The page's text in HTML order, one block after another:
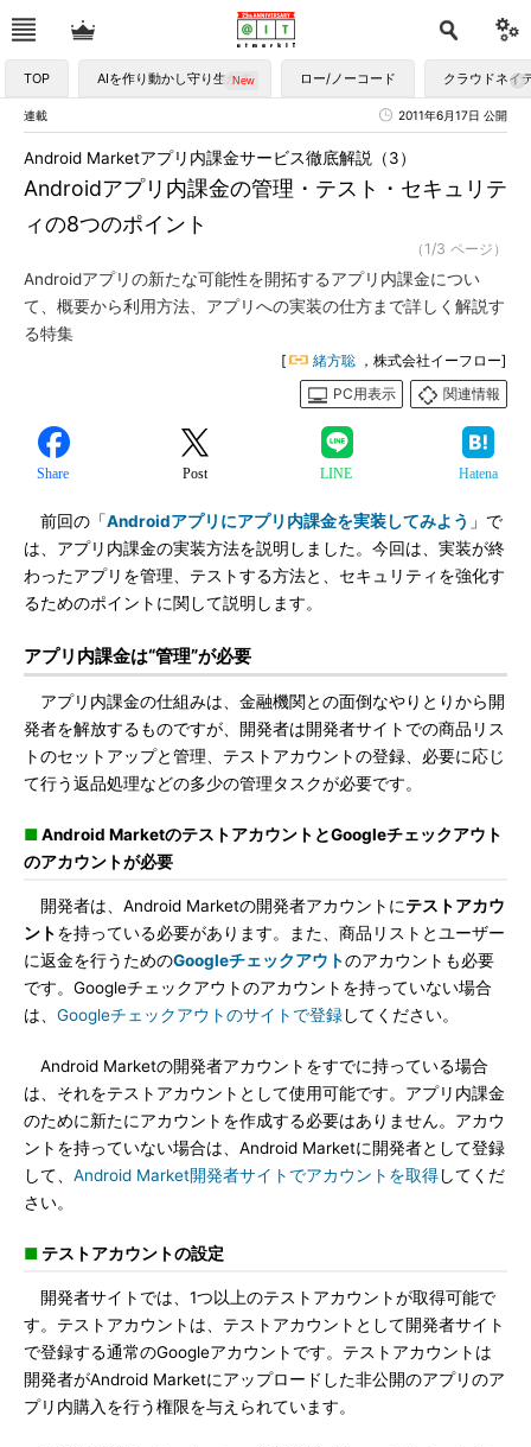
TOP AIを作り動かし守り生かす ロー/ノーコード クラウドネイ
連載 2011年6月17日 公開
Androidアプリ内課金の管理・テスト・セキュリテ
ィの8つのポイント
Android Marketアプリ内課金サービス徹底解説（3）
（1/3 ページ）
Androidアプリの新たな可能性を開拓するアプリ内課金につい
て、概要から利用方法、アプリへの実装の仕方まで詳しく解説す
る特集
[ 緒方聡 ，株式会社イーフロー]
PC用表示
関連情報
Share Post LINE Hatena
前回の「Androidアプリにアプリ内課金を実装してみよう 」で
は、アプリ内課金の実装方法を説明しました。今回は、実装が終
わったアプリを管理、テストする方法と、セキュリティを強化す
るためのポイントに関して説明します。
アプリ内課金は“管理”が必要
アプリ内課金の仕組みは、金融機関との面倒なやりとりから開
発者を解放するものですが、開発者は開発者サイトでの商品リス
トのセットアップと管理、テストアカウントの登録、必要に応じ
て行う返品処理などの多少の管理タスクが必要です。
■Android MarketのテストアカウントとGoogleチェックアウト
のアカウントが必要
開発者は、Android Marketの開発者アカウントにテストアカウ
ントを持っている必要があります。また、商品リストとユーザー
に返金を行うためのGoogleチェックアウトのアカウントも必要
です。Googleチェックアウトのアカウントを持っていない場合
は、 Googleチェックアウトのサイトで登録してください。
Android Marketの開発者アカウントをすでに持っている場合
は、それをテストアカウントとして使用可能です。アプリ内課金
のために新たにアカウントを作成する必要はありません。アカウ
ントを持っていない場合は、Android Marketに開発者として登録
して、 Android Market開発者サイトでアカウントを取得してくだ
さい。
■ テストアカウントの設定
開発者サイトでは、1つ以上のテストアカウントが取得可能で
す。テストアカウントは、テストアカウントとして開発者サイト
で登録する通常のGoogleアカウントです。テストアカウントは
開発者がAndroid Marketにアップロードした非公開のアプリのア
プリ内購入を行う権限を与えられています。